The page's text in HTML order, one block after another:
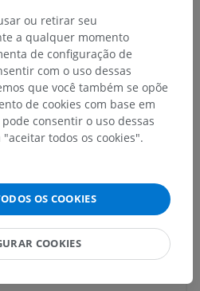
em animais
uma correção, tradução ou
ou retirar seu
a qualquer momento
de configuração de
com o uso dessas
que você também se opõe
de cookies com base em
consentir o uso dessas
todos os cookies".
OS COOKIES
COOKIES